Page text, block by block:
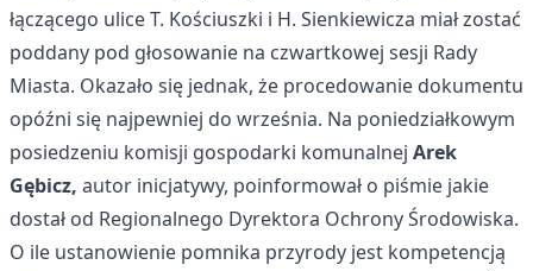
łączącego ulice T. Kościuszki i H. Sienkiewicza miał zostać
poddany pod głosowanie na czwartkowej sesji Rady
Miasta. Okazało się jednak, że procedowanie dokumentu
opóźni się najpewniej do września. Na poniedziałkowym
posiedzeniu komisji gospodarki komunalnej Arek
Gębicz, autor inicjatywy, poinformował o piśmie jakie
dostał od Regionalnego Dyrektora Ochrony Środowiska.
O ile ustanowienie pomnika przyrody jest kompetencją